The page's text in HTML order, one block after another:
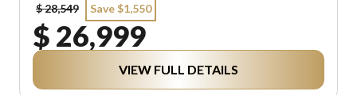
$ 28,549 Save $1,550
$ 26,999
VIEW FULL DETAILS